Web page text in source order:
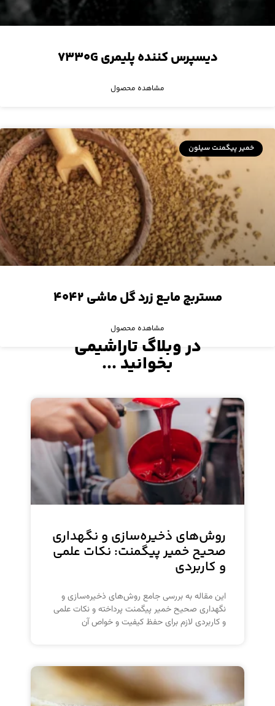
دیسپرس کننده پلیمری ۷۳۳۰G
مشاهده محصول
خمیر پیگمنت سیلون
مستربچ مایع زرد گل ماشی ۴۰۴۲
مشاهده محصول
در وبلاگ تاراشیمی
بخوانید ...
روش‌های ذخیره‌سازی و نگهداری
صحیح خمیر پیگمنت: نکات علمی
و کاربردی
این مقاله به بررسی جامع روش‌های ذخیره‌سازی و
نگهداری صحیح خمیر پیگمنت پرداخته و نکات علمی
و کاربردی لازم برای حفظ کیفیت و خواص آن